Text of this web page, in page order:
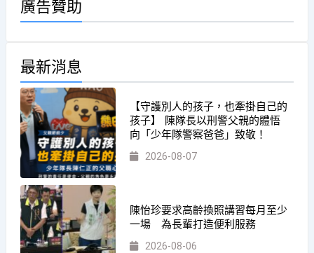
廣告贊助
最新消息
【守護別人的孩子，也牽掛自己的
孩子】 陳隊長以刑警父親的體悟
向「少年隊警察爸爸」致敬！
2026-08-07
陳怡珍要求高齡換照講習每月至少
一場 為長輩打造便利服務
2026-08-06